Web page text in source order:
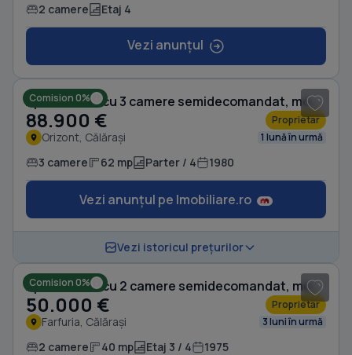
2 camere Etaj 4
Vezi anunțul
Comision 0% Apartament cu 3 camere semidecomandat, mobilat în Orizont
88.900 € Proprietar
Orizont, Călărași 1 lună în urmă
3 camere 62 mp Parter / 4 1980
Vezi anunțul pe Imobiliare.ro
Vezi istoricul prețurilor
Comision 0% Apartament cu 2 camere semidecomandat, mobilat în Farfuria
50.000 € Proprietar
Farfuria, Călărași 3 luni în urmă
2 camere 40 mp Etaj 3 / 4 1975